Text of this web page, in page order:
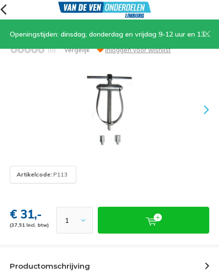
Openingstijden: dinsdag, donderdag en vrijdag 9-12 uur en 13.30-17 uur, zaterdag 9-12 uur
Piston uit drukker
(0) Vergelijk Inloggen voor wishlist
Artikelcode: P113
€ 31,-
(37,51 Incl. btw)
Productomschrijving